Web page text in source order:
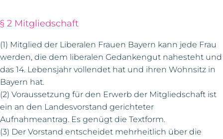
§ 2 Mitgliedschaft
(1) Mitglied der Liberalen Frauen Bayern kann jede Frau
werden, die dem liberalen Gedankengut nahesteht und
das 14. Lebensjahr vollendet hat und ihren Wohnsitz in
Bayern hat.
(2) Voraussetzung für den Erwerb der Mitgliedschaft ist
ein an den Landesvorstand gerichteter
Aufnahmeantrag. Es genügt die Textform.
(3) Der Vorstand entscheidet mehrheitlich über die